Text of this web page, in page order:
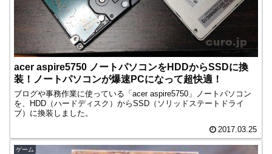
acer aspire5750 ノートパソコンをHDDからSSDに換
装！ノートパソコンが爆速PCになって超快適！
ブログや事務作業に使っている「acer aspire5750」ノートパソコン
を、HDD（ハードディスク）からSSD（ソリッドステートドライ
ブ）に換装しました。
2017.03.25
ゲーム